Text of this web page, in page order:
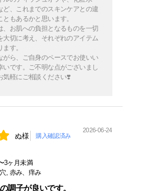
ど、これまでのスキンケアとの違
もあるかと思います。
、お肌への負担となるものを一切
大切に考え、それぞれのアイテム
す。
がら、ご自身のペースでお使いい
いです。ご不明な点がございまし
気軽にご相談ください❣️
ぬ様 購入確認済み
2026-06-24
3ヶ月未満
, 赤み、痒み
調子が良いです。